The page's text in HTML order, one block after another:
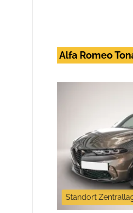
Alfa Romeo
Standort